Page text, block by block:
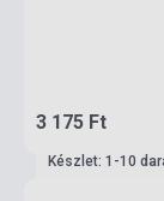
3 175 Ft
Készlet: 1-10